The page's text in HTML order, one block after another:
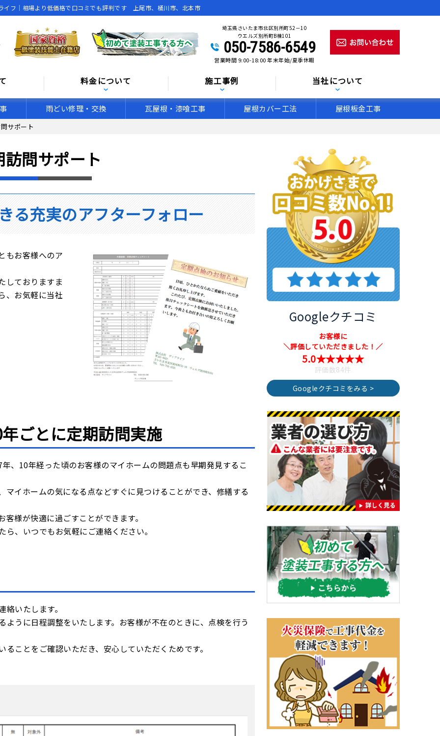
イフ｜相場より低価格で口コミでも評判です 上尾市、桶川市、北本市
埼玉県さいたま市北区別所町52－10
ウエルズ別所町B棟101
050-7586-6549
営業時間 9:00-18:00 年末年始/夏季休暇
料金について 施工事例 当社について
雨どい修理・交換 瓦屋根・漆喰工事 屋根カバー工法 屋根板金工事
サポート
訪問サポート
る充実のアフターフォロー
もお客様へのア
しておりますま
、お気軽に当社
ごとに定期訪問実施
、10年経った頃のお客様のマイホームの問題点も早期発見するこ
イホームの気になる点などすぐに見つけることができ、修繕する
様が快適に過ごすことができます。
、いつでもお気軽にご連絡ください。
いたします。
うに日程調整をいたします。お客様が不在のときに、点検を行う
ことをご確認いただき、安心していただくためです。
Googleクチコミ
お客様に
＼評価していただきました！／
5.0★★★★★
評価数84件
Googleクチコミをみる >